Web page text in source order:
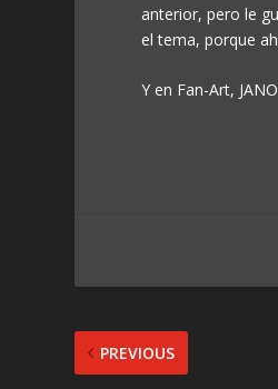
anterior, pero le
el tema, porque
Y en Fan-Art,
PREVIOUS